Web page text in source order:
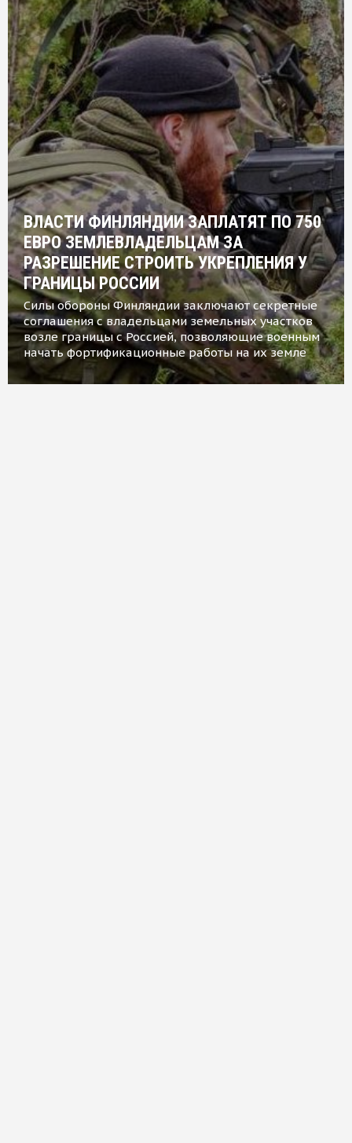
ВЛАСТИ ФИНЛЯНДИИ ЗАПЛАТЯТ ПО 750
ЕВРО ЗЕМЛЕВЛАДЕЛЬЦАМ ЗА
РАЗРЕШЕНИЕ СТРОИТЬ УКРЕПЛЕНИЯ У
ГРАНИЦЫ РОССИИ
Силы обороны Финляндии заключают секретные
соглашения с владельцами земельных участков
возле границы с Россией, позволяющие военным
начать фортификационные работы на их земле